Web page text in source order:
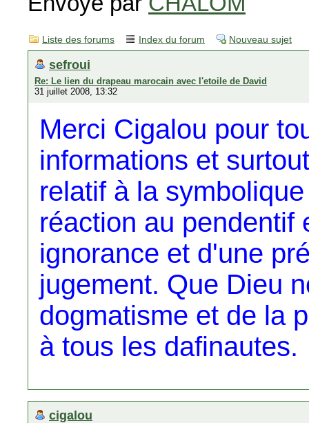
Liste des forums Index du forum Nouveau sujet
sefroui
Re: Le lien du drapeau marocain avec l'etoile de David
31 juillet 2008, 13:32
Merci Cigalou pour
informations et
relatif à la
réaction au pendentif
ignorance et d'une
jugement. Que Dieu
dogmatisme et de la
à tous les dafinautes.
cigalou